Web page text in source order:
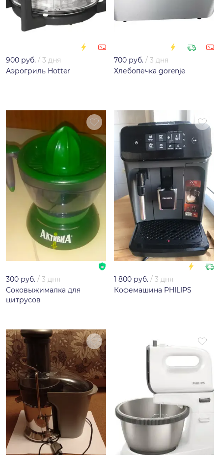
900 руб. / 3 дня
Аэрогриль Hotter
700 руб. / 3 дня
Хлебопечка gorenje
300 руб. / 3 дня
Соковыжималка для
цитрусов
1 800 руб. / 3 дня
Кофемашина PHILIPS